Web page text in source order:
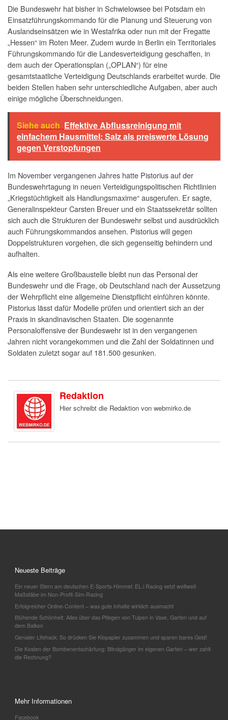
Die Bundeswehr hat bisher in Schwielowsee bei Potsdam ein
Einsatzführungskommando für die Planung und Steuerung von
Auslandseinsätzen wie in Westafrika oder nun mit der Fregatte
„Hessen“ im Roten Meer. Zudem wurde in Berlin ein Territoriales
Führungskommando für die Landesverteidigung geschaffen, in
dem auch der Operationsplan („OPLAN“) für eine
gesamtstaatliche Verteidigung Deutschlands erarbeitet wurde. Die
beiden Stellen haben sehr unterschiedliche Aufgaben, aber auch
einige mögliche Überschneidungen.
Siehe auch Effektive Abflussreinigung mit
einfachem Hausmittel: Salz als preiswerte Lösung
gegen Verstopfungen
Im November vergangenen Jahres hatte Pistorius auf der
Bundeswehrtagung in neuen Verteidigungspolitischen Richtlinien
„Kriegstüchtigkeit als Handlungsmaxime“ ausgerufen. Er sagte,
Generalinspekteur Carsten Breuer und ein Staatssekretär sollten
sich auch die Strukturen der Bundeswehr selbst und ausdrücklich
auch Führungskommandos ansehen. Pistorius will gegen
Doppelstrukturen vorgehen, die sich gegenseitig behindern und
aufhalten.
Als eine weitere Großbaustelle bleibt nun das Personal der
Bundeswehr und die Frage, ob Deutschland nach der Aussetzung
der Wehrpflicht eine allgemeine Dienstpflicht einführen könnte.
Pistorius lässt dafür Modelle prüfen und orientiert sich an der
Praxis in skandinavischen Staaten. Die sogenannte
Personaloffensive der Bundeswehr ist in den vergangenen
Jahren nicht vorangekommen und die Zahl der Soldatinnen und
Soldaten zuletzt sogar auf 181.500 gesunken.
Redaktion
Hier schreibt die Redaktion von webmirko.de
Neueste Beiträge
Ein neuer Stern am deutschen E-Sports-Himmel: EL.i Racing setzt weltweit
Maßstäbe im Non-Profit-Sim-Racing
Erfolgreicher Online-Content – was gute Inhalte wirklich ausmacht
Blühende Schönheit: Alles über das Pflegen von Tulpen in Vase, Garten und auf
dem Balkon
Genialer Lifehack: So drücken Sie Klopapier zusammen und sparen bares Geld!
Die Kosten der Bombenentschärfung: Blindgänger im eigenen Garten – wer zahlt
die Rechnung?
Mehr Informationen
Facebook